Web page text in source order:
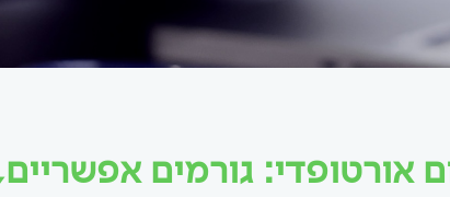
אורטופדי: גורמים